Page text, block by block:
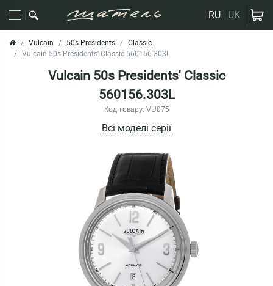
RU UK
Vulcain 50s Presidents
Classic
Vulcain 50s Presidents' Classic 560156.303L
Vulcain 50s Presidents' Classic
560156.303L
Код товару: VU075
Всі моделі серії